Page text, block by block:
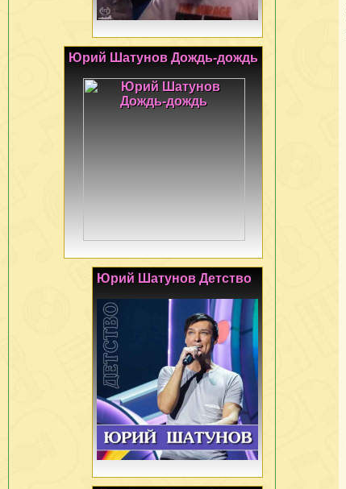
Юрий Шатунов Дождь-дождь
Юрий Шатунов Детство